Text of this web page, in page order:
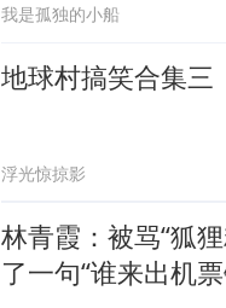
我是孤独的小船
地球村搞笑合集三
浮光惊掠影
林青霞：被骂“狐
了一句“谁来出机